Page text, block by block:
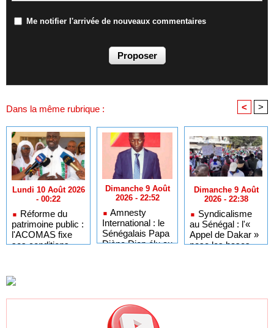
Me notifier l'arrivée de nouveaux commentaires
Dans la même rubrique : < >
Lundi 10 Août 2026
- 00:22
Réforme du
patrimoine public :
l'ACOMAS fixe
ses conditions
circulaire
ministérielle
Dimanche 9 Août
2026 - 22:52
Amnesty
International : le
Sénégalais Papa
Diène Diop élu au
Dimanche 9 Août
2026 - 22:38
Syndicalisme
au Sénégal : l'«
Appel de Dakar »
pose les bases